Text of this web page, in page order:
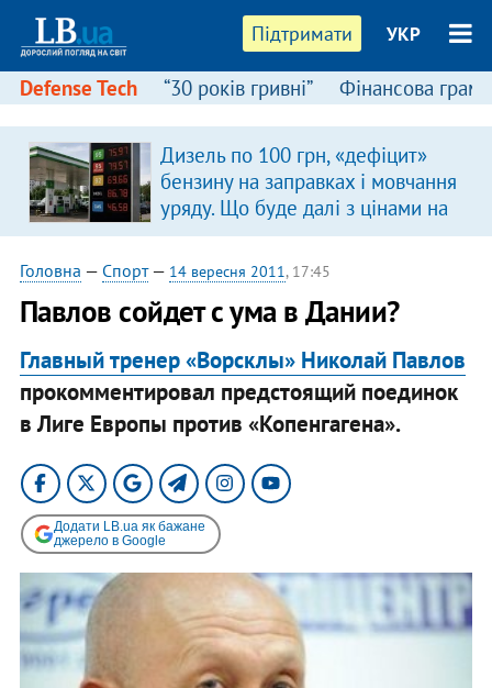
Підтримати УКР
Defense Tech “30 років гривні” Фінансова
Дизель по 100 грн, «дефіцит»
бензину на заправках і мовчання
уряду. Що буде далі з цінами на
пальне?
Головна — Спорт— 14 вересня 2011, 17:45
Павлов сойдет с ума в Дании?
Главный тренер «Ворсклы» Николай Павлов
прокомментировал предстоящий поединок
в Лиге Европы против «Копенгагена».
Додати LB.ua як бажане
джерело в Google